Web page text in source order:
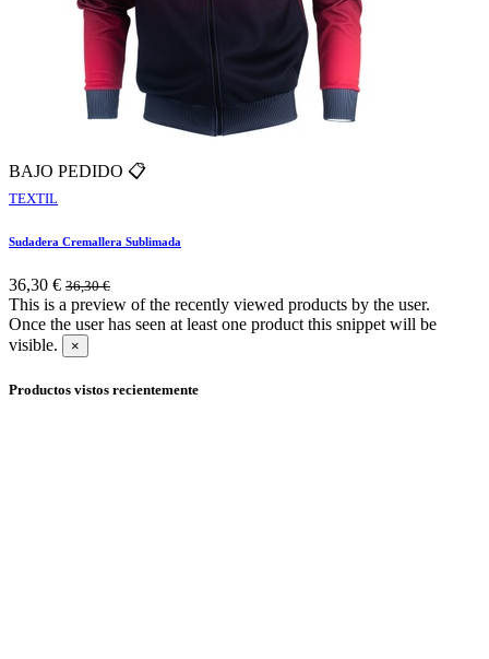
BAJO PEDIDO 📋
TEXTIL
Sudadera Cremallera Sublimada
36,30 € 36,30€
This is a preview of the recently viewed products by the user.
Once the user has seen at least one product this snippet will be
visible.
×
Productos vistos recientemente